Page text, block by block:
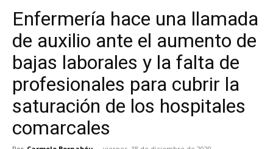
Enfermería hace una llamada
de auxilio ante el aumento de
bajas laborales y la falta de
profesionales para cubrir la
saturación de los hospitales
comarcales